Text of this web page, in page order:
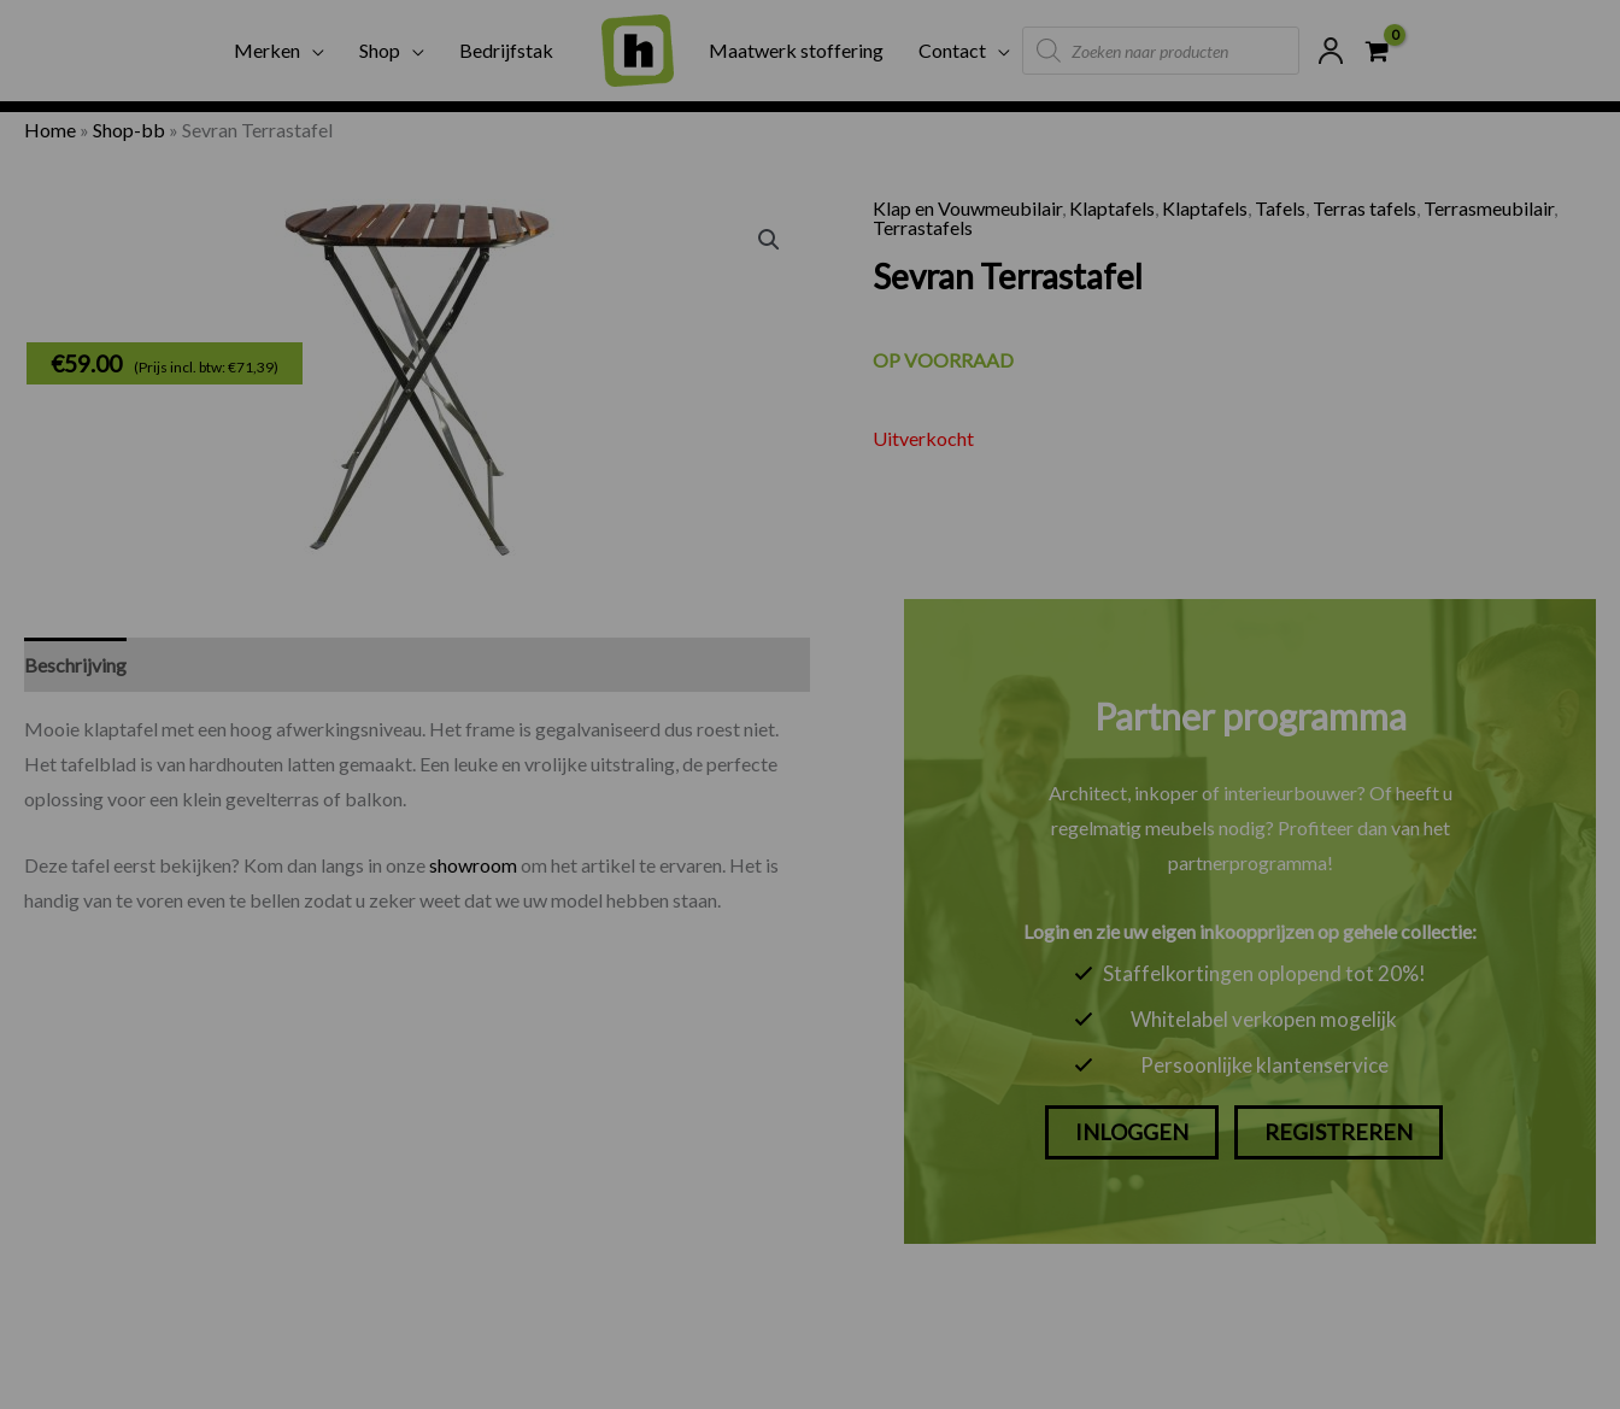
Merken Shop Bedrijfstak Maatwerk stoffering Contact
Products
search
Gratis bezorging Binnen twee werkdagen geleverd Externe voorraad Scherpste prijzen van NL
Home » Shop-bb » Sevran Terrastafel
Klap en Vouwmeubilair, Klaptafels, Klaptafels, Tafels, Terras tafels, Terrasmeubilair,
Terrastafels
Sevran Terrastafel
€59.00 (Prijs incl. btw: €71,39) OP VOORRAAD
Uitverkocht
Beschrijving
Mooie klaptafel met een hoog afwerkingsniveau. Het frame is gegalvaniseerd dus roest niet.
Het tafelblad is van hardhouten latten gemaakt. Een leuke en vrolijke uitstraling, de perfecte
oplossing voor een klein gevelterras of balkon.
Deze tafel eerst bekijken? Kom dan langs in onzeshowroom om het artikel te ervaren. Het is
handig van te voren even te bellen zodat u zeker weet dat we uw model hebben staan.
Partner programma
Architect, inkoper of interieurbouwer? Of heeft u
regelmatig meubels nodig? Profiteer dan van het
partnerprogramma!
Login en zie uw eigen inkoopprijzen op gehele collectie:
Staffelkortingen oplopend tot 20%!
Whitelabel verkopen mogelijk
Persoonlijke klantenservice
INLOGGEN REGISTREREN